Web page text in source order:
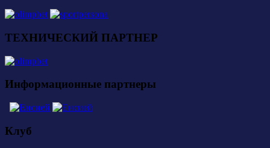
ТЕХНИЧЕСКИЙ ПАРТНЕР
Информационные партнеры
Клуб